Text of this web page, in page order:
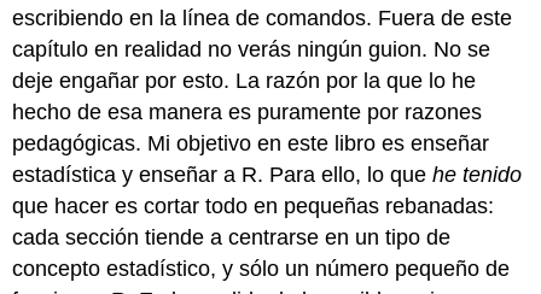
escribiendo en la línea de comandos. Fuera de este
capítulo en realidad no verás ningún guion. No se
deje engañar por esto. La razón por la que lo he
hecho de esa manera es puramente por razones
pedagógicas. Mi objetivo en este libro es enseñar
estadística y enseñar a R. Para ello, lo quehe tenido
que hacer es cortar todo en pequeñas rebanadas:
cada sección tiende a centrarse en un tipo de
concepto estadístico, y sólo un número pequeño de